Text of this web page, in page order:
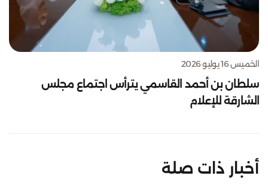
الخميس 16 يوليو 2026
سلطان بن أحمد القاسمي يترأس اجتماع مجلس
الشارقة للإعلام
أخبار ذات صلة